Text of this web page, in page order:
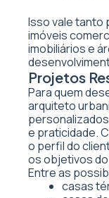
Isso vale tanto
imóveis
imobiliários e
Projetos
Para quem
arquiteto
e praticidade.
o perfil do
os objetivos do
Entre as
casas